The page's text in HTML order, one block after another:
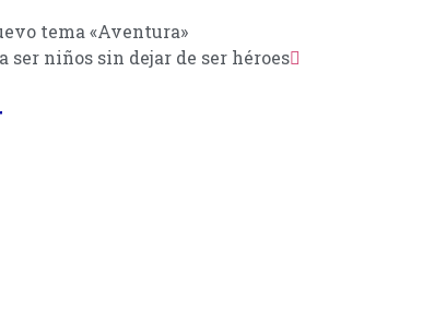
tema «Aventura»
ser niños sin dejar de ser héroes